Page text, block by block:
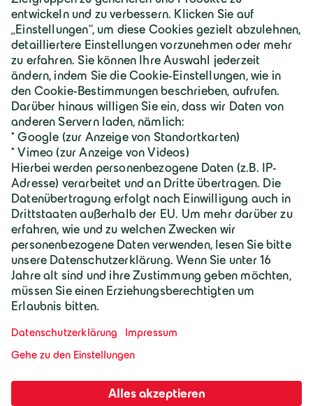
Über Geiger
Karriere
Geiger Gruppe
Wilhelm-Geiger-Straße 1
87561 Oberstdorf
+49 8322 18 0
info@geigergruppe.de
Darf ich mich vorstellen, ich bin der
Fragen und Anliegen.